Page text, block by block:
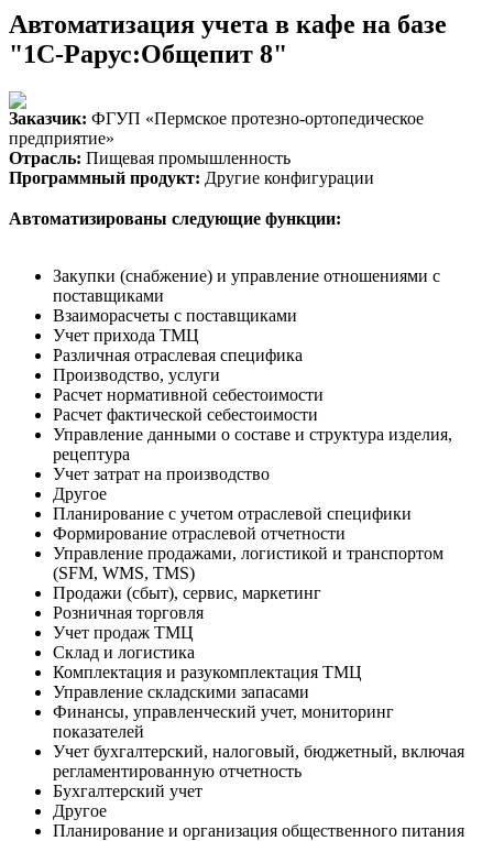
Автоматизация учета в кафе на базе
"1С-Рарус:Общепит 8"
Заказчик: ФГУП «Пермское протезно-ортопедическое
предприятие»
Отрасль: Пищевая промышленность
Программный продукт: Другие конфигурации
Автоматизированы следующие функции:
Закупки (снабжение) и управление отношениями с
поставщиками
Взаиморасчеты с поставщиками
Учет прихода ТМЦ
Различная отраслевая специфика
Производство, услуги
Расчет нормативной себестоимости
Расчет фактической себестоимости
Управление данными о составе и структура изделия,
рецептура
Учет затрат на производство
Другое
Планирование с учетом отраслевой специфики
Формирование отраслевой отчетности
Управление продажами, логистикой и транспортом
(SFM, WMS, TMS)
Продажи (сбыт), сервис, маркетинг
Розничная торговля
Учет продаж ТМЦ
Склад и логистика
Комплектация и разукомплектация ТМЦ
Управление складскими запасами
Финансы, управленческий учет, мониторинг
показателей
Учет бухгалтерский, налоговый, бюджетный, включая
регламентированную отчетность
Бухгалтерский учет
Другое
Планирование и организация общественного питания